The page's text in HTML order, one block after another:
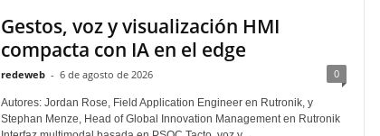
Gestos, voz y visualización HMI
compacta con IA en el edge
redeweb - 6 de agosto de 2026 0
Autores: Jordan Rose, Field Application Engineer en Rutronik, y
Stephan Menze, Head of Global Innovation Management en Rutronik